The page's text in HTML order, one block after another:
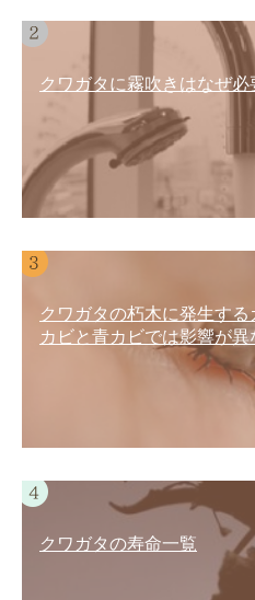
クワガタに霧吹きはなぜ
クワガタの朽木に発生す
カビと青カビでは影響が異
クワガタの寿命一覧